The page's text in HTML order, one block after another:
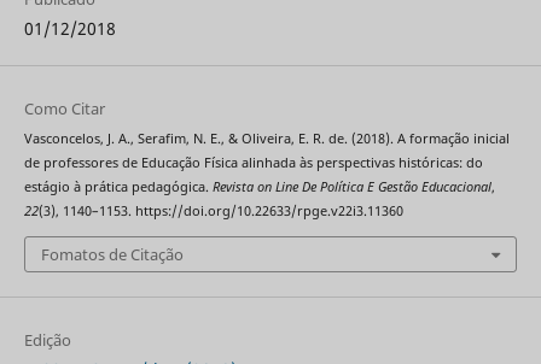
01/12/2018
Como Citar
Vasconcelos, J. A., Serafim, N. E., & Oliveira, E. R. de. (2018). A formação inicial
de professores de Educação Física alinhada às perspectivas históricas: do
estágio à prática pedagógica. Revista on Line De Política E Gestão Educacional,
22(3), 1140–1153. https://doi.org/10.22633/rpge.v22i3.11360
Fomatos de Citação
Edição